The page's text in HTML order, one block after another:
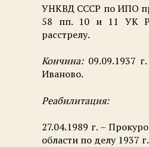
УНКВД СССР по ИПО
58 пп. 10 и 11 УК
расстрелу.
Кончина:09.09.1937
Иваново.
Реабилитация:
27.04.1989 г. –
области по делу 1937 г.